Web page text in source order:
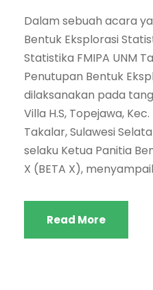
Dalam sebuah acara
Bentuk Eksplorasi
Statistika FMIPA UNM
Penutupan Bentuk
dilaksanakan pada
Villa H.S, Topejawa,
Takalar, Sulawesi
selaku Ketua Panitia
X (BETA X),
Read More